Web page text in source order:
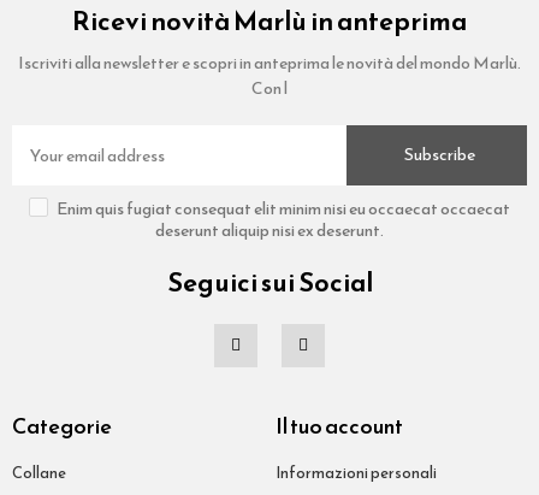
Ricevi novità Marlù in anteprima
Iscriviti alla newsletter e scopri in anteprima le novità del mondo Marlù.
Con l
Subscribe
Enim quis fugiat consequat elit minim nisi eu occaecat occaecat
deserunt aliquip nisi ex deserunt.
Seguici sui Social
Categorie
Collane
Il tuo account
Informazioni personali